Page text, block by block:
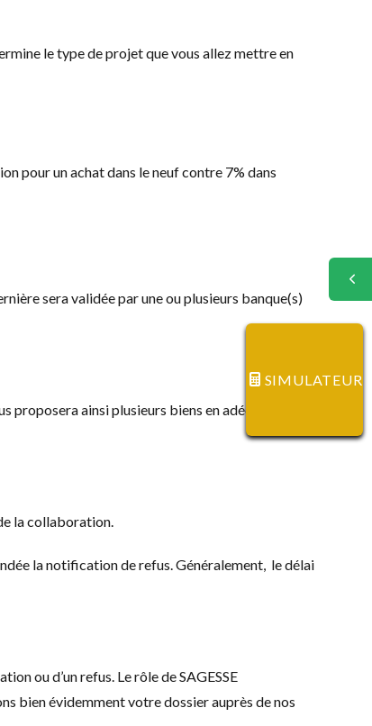
le type de projet que vous allez mettre en
pour un achat dans le neuf contre 7% dans
sera validée par une ou plusieurs banque(s)
ainsi plusieurs biens en adéquation avec
la collaboration.
la notification de refus. Généralement, le délai
ou d’un refus. Le rôle de SAGESSE
bien évidemment votre dossier auprès de nos
SIMULATEUR